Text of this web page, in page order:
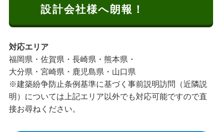
設計会社様へ朗報！
対応エリア
福岡県・佐賀県・長崎県・熊本県・
大分県・宮崎県・鹿児島県・山口県
※建築紛争防止条例基準に基づく事前説明訪問（近隣説
明）については上記エリア以外でも対応可能ですので直
接お尋ねください。